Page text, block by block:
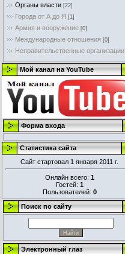
Органы власти [22]
Города от А до Я [1]
Армия и вооружение [0]
Международные отношения [0]
Неправительственные организации
Мой канал на YouTube
Форма входа
Статистика сайта
Сайт стартовал 1 января 2011 г.
Онлайн всего: 1
Гостей: 1
Пользователей: 0
Поиск по сайту
Электронный глаз